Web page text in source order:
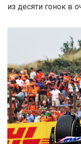
из десяти гонок в